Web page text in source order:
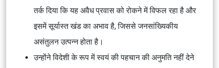
तर्क दिया कि यह अवैध प्रवास को रोकने में विफल रहा है और
इसमें सूर्यास्त खंड का अभाव है, जिससे जनसांख्यिकीय
असंतुलन उत्पन्न होता है।
उन्होंने विदेशी के रूप में स्वयं की पहचान की अनुमति नहीं देने